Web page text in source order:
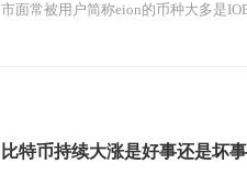
市面常被用户简称eion的币种大多是
比特币持续大涨是好事还是坏事